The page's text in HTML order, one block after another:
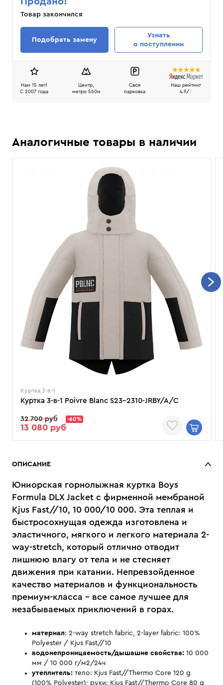
Товар закончился
Подобрать замену
Узнать
о поступлении
Нам 15 лет!
C 2007 года
Центр,
метро 560м
Своя
парковка
Наш рейтинг
4.9/5
Аналогичные товары в наличии
Куртка 3-в-1
Куртка 3-в-1 Poivre Blanc S23-2310-JRBY/A/C
32 700 руб -60%
13 080 руб
ОПИСАНИЕ
Юниорская горнолыжная куртка Boys
Formula DLX Jacket с фирменной мембраной
Kjus Fast//10, 10 000/10 000. Эта теплая и
быстросохнущая одежда изготовлена и
эластичного, мягкого и легкого материала 2-
way-stretch, который отлично отводит
лишнюю влагу от тела и не стесняет
движения при катании. Непревзойденное
качество материалов и функциональность
премиум-класса - все самое лучшее для
незабываемых приключений в горах.
материал: 2-way stretch fabric, 2-layer fabric: 100%
Polyester / Kjus Fast//10
водонепроницаемость/дышашие свойства: 10 000
мм / 10 000 г/м2/24ч
утеплитель: тело: Kjus Fast//Thermo Core 120 g
(100% Polyester); руки: Kjus Fast//Thermo Core 80 g